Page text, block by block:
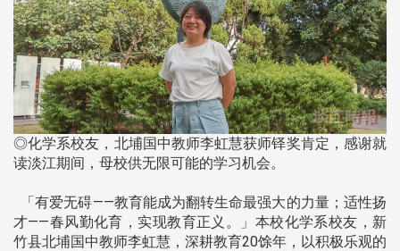
◎化学系校友，北埔国中教师李虹慧获师铎奖肯定，感谢就
读淡江期间，母校供无限可能的学习机会。
「有爱无碍——教育能成为翻转生命最强大的力量；适性扬
才——春风勤化育，实现教育正义。」本校化学系校友，新
竹县北埔国中教师李虹慧，深耕教育20馀年，以积极乐观的